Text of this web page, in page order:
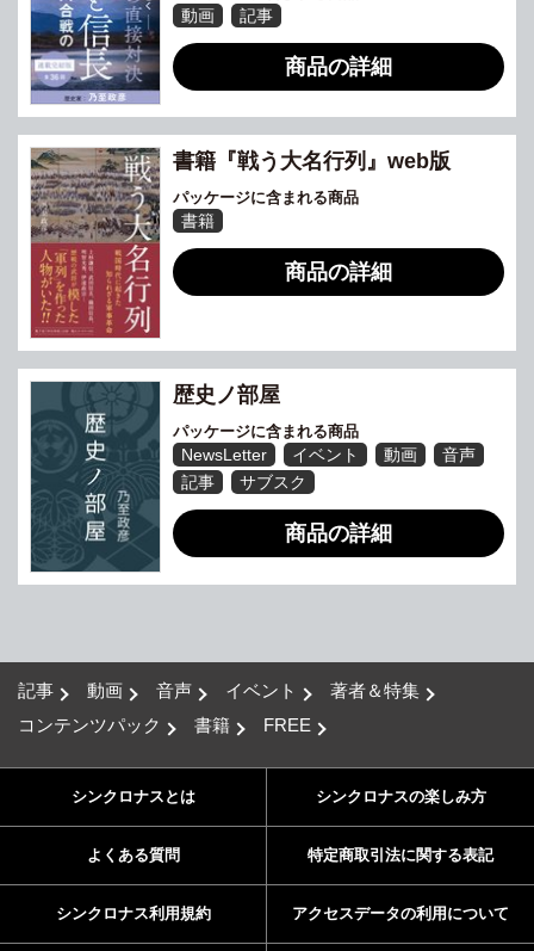
動画 記事
商品の詳細
書籍『戦う大名行列』web版
パッケージに含まれる商品
書籍
商品の詳細
歴史ノ部屋
パッケージに含まれる商品
NewsLetter イベント 動画
音声
記事
サブスク
商品の詳細
記事 動画 音声 イベント
著者＆特集
コンテンツパック
書籍 FREE
シンクロナスとは シンクロナスの楽しみ方
よくある質問 特定商取引法に関する表記
シンクロナス利用規約 アクセスデータの利用について